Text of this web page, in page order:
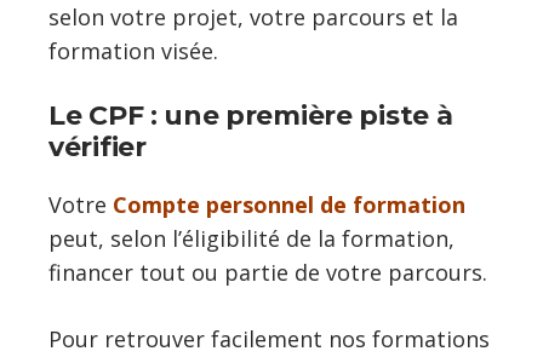
selon votre projet, votre parcours et la
formation visée.
Le CPF : une première piste à
vérifier
Votre Compte personnel de formation
peut, selon l’éligibilité de la formation,
financer tout ou partie de votre parcours.
Pour retrouver facilement nos formations